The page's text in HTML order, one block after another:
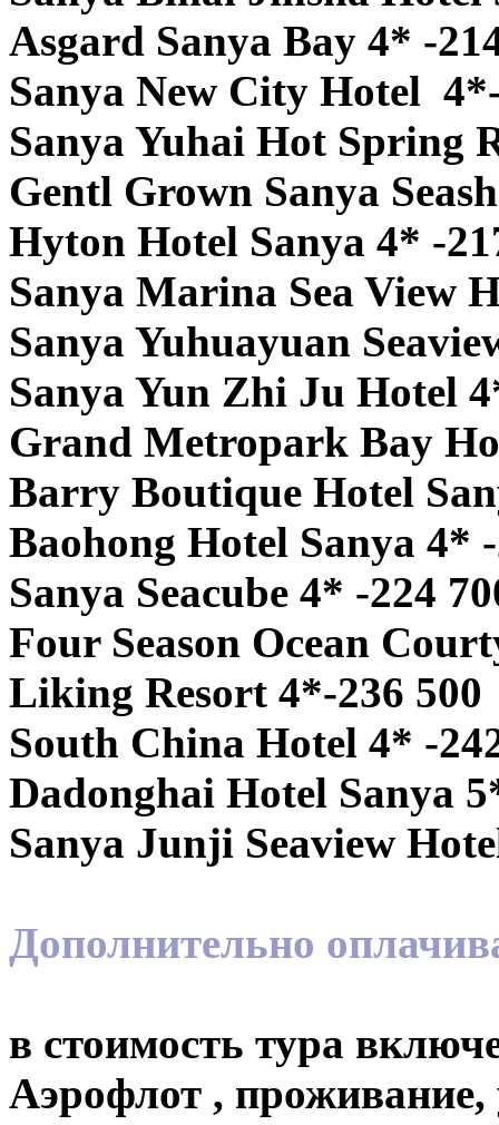
Asgard Sanya Bay 4* -
Sanya New City Hotel
Sanya Yuhai Hot Spring
Gentl Grown Sanya
Hyton Hotel Sanya 4* -
Sanya Marina Sea View
Sanya Yuhuayuan
Sanya Yun Zhi Ju Hotel
Grand Metropark Bay
Barry Boutique Hotel
Baohong Hotel Sanya 4*
Sanya Seacube 4* -224
Four Season Ocean
Liking Resort 4*-236 500
South China Hotel 4* -
Dadonghai Hotel Sanya
Sanya Junji Seaview
Дополнительно
в стоимость тура
Аэрофлот , проживание,